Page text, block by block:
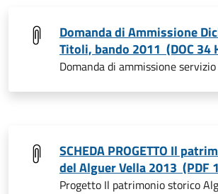
Domanda di Ammissione
Titoli, bando 2011 (DOC 34
Domanda di ammissione
SCHEDA PROGETTO Il
del Alguer Vella 2013 (PDF
Progetto Il patrimonio storico